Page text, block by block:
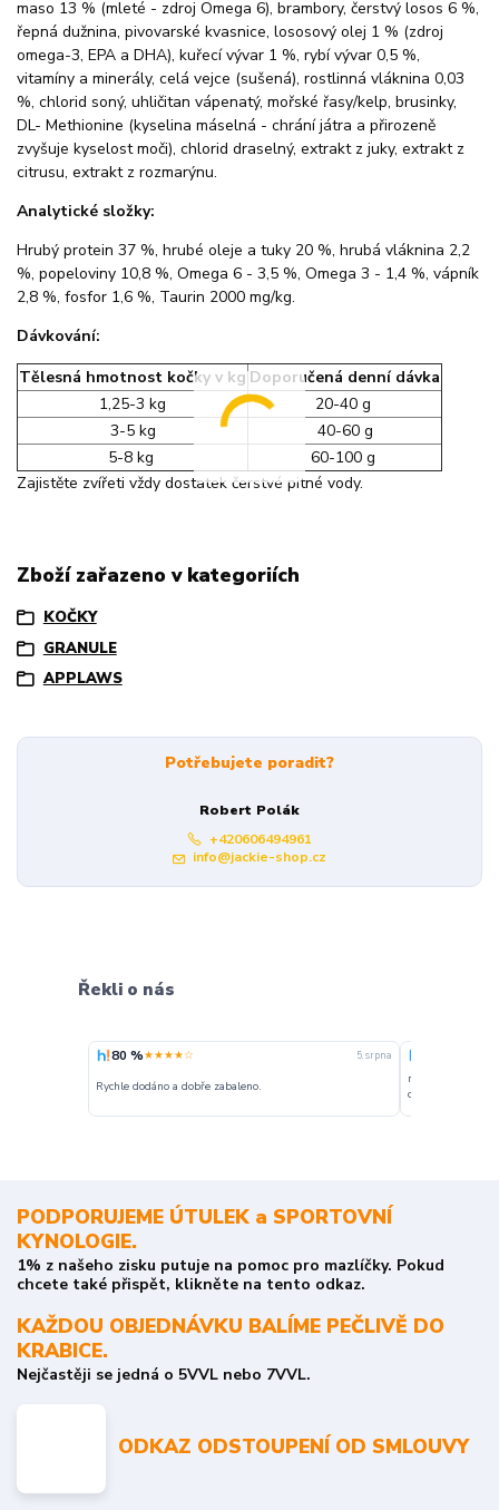
maso 13 % (mleté - zdroj Omega 6), brambory, čerstvý losos 6 %,
řepná dužnina, pivovarské kvasnice, lososový olej 1 % (zdroj
omega-3, EPA a DHA), kuřecí vývar 1 %, rybí vývar 0,5 %,
vitamíny a minerály, celá vejce (sušená), rostlinná vláknina 0,03
%, chlorid soný, uhličitan vápenatý, mořské řasy/kelp, brusinky,
DL- Methionine (kyselina máselná - chrání játra a přirozeně
zvyšuje kyselost moči), chlorid draselný, extrakt z juky, extrakt z
citrusu, extrakt z rozmarýnu.
Analytické složky:
Hrubý protein 37 %, hrubé oleje a tuky 20 %, hrubá vláknina 2,2
%, popeloviny 10,8 %, Omega 6 - 3,5 %, Omega 3 - 1,4 %, vápník
2,8 %, fosfor 1,6 %, Taurin 2000 mg/kg.
Dávkování:
Tělesná hmotnost kočky v kg Doporučená denní dávka
1,25-3 kg
20-40 g
3-5 kg
40-60 g
5-8 kg
60-100 g
Zajistěte zvířeti vždy dostatek čerstvé pitné vody.
Zboží zařazeno v kategoriích
KOČKY
GRANULE
APPLAWS
Potřebujete poradit?
Robert Polák
+420606494961
info@jackie-shop.cz
Řekli o nás
80 %★★★★☆ 5. srpna
Rychle dodáno a dobře zabaleno.
nakupuji
o stavu
PODPORUJEME ÚTULEK a SPORTOVNÍ
KYNOLOGIE.
1% z našeho zisku putuje na pomoc pro mazlíčky. Pokud
chcete také přispět, klikněte na tento odkaz.
KAŽDOU OBJEDNÁVKU BALÍME PEČLIVĚ DO
KRABICE.
Nejčastěji se jedná o 5VVL nebo 7VVL.
ODKAZ ODSTOUPENÍ OD SMLOUVY